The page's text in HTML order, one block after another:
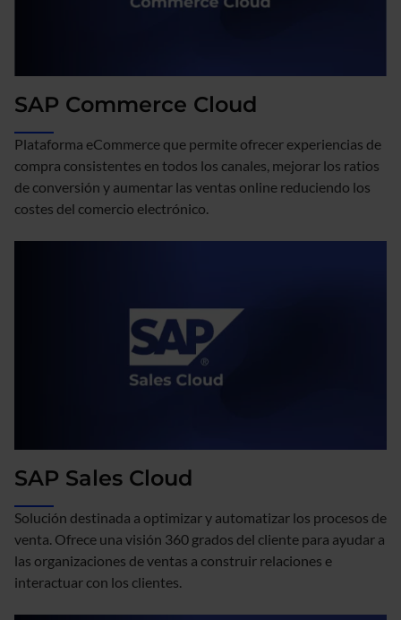
SAP Commerce Cloud
Plataforma eCommerce que permite ofrecer experiencias de
compra consistentes en todos los canales, mejorar los ratios
de conversión y aumentar las ventas online reduciendo los
costes del comercio electrónico.
SAP Sales Cloud
Solución destinada a optimizar y automatizar los procesos de
venta. Ofrece una visión 360 grados del cliente para ayudar a
las organizaciones de ventas a construir relaciones e
interactuar con los clientes.